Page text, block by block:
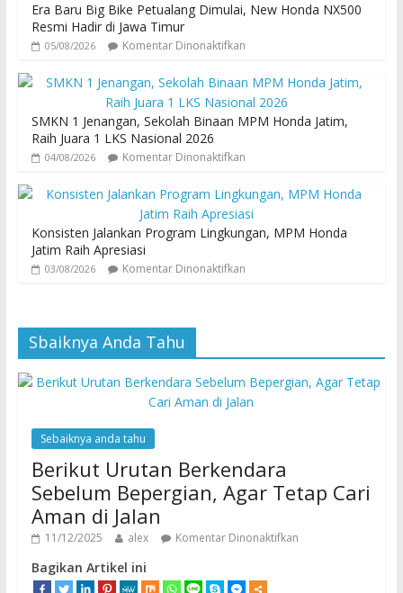
Era Baru Big Bike Petualang Dimulai, New Honda NX500
Resmi Hadir di Jawa Timur
05/08/2026 Komentar Dinonaktifkan
SMKN 1 Jenangan, Sekolah Binaan MPM Honda Jatim,
Raih Juara 1 LKS Nasional 2026
04/08/2026 Komentar Dinonaktifkan
Konsisten Jalankan Program Lingkungan, MPM Honda
Jatim Raih Apresiasi
03/08/2026 Komentar Dinonaktifkan
Sbaiknya Anda Tahu
Sebaiknya anda tahu
Berikut Urutan Berkendara
Sebelum Bepergian, Agar Tetap Cari
Aman di Jalan
11/12/2025 alex Komentar Dinonaktifkan
Bagikan Artikel ini